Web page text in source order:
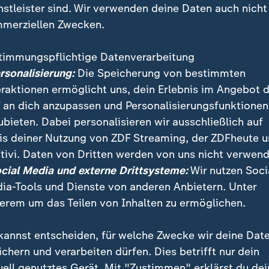
einer tiefen Krise. Wirschaftlich am Abgrund, in
und nun auch mit neuer Eskalationsgefahr an
sind. Wir verwenden deine Daten auch nicht
Zwecken.
Datenverarbeitung
Die Speicherung von bestimmten
ermöglicht uns, dein Erlebnis im Angebot
an dich anzupassen und Personalisierungsfunktionen
Dabei personalisieren wir ausschließlich auf
deiner Nutzung von ZDF Streaming, der ZDFheute
Daten von Dritten werden von uns nicht
Media und externe Drittsysteme:Wir nutzen
Tools und Dienste von anderen Anbietern. Unter
um das Teilen von Inhalten zu ermöglichen.
entscheiden, für welche Zwecke wir deine
und verarbeiten dürfen. Dies betrifft nur dein